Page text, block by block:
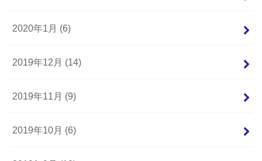
2020年1月 (6)
2019年12月 (14)
2019年11月 (9)
2019年10月 (6)